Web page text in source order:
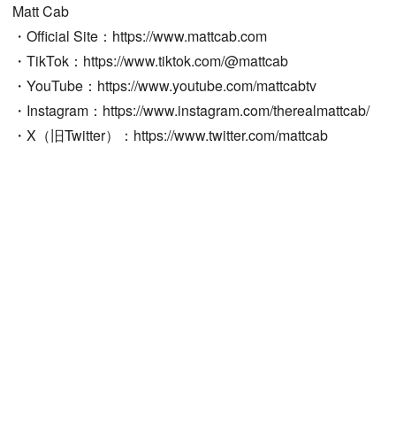
Matt Cab
・Official Site：https://www.mattcab.com
・TikTok：https://www.tiktok.com/@mattcab
・YouTube：https://www.youtube.com/mattcabtv
・Instagram：https://www.instagram.com/therealmattcab/
・X（旧Twitter）：https://www.twitter.com/mattcab